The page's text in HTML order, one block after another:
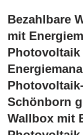
Bezahlbare
mit
Photovoltaik
Schönborn
Wallbox mit